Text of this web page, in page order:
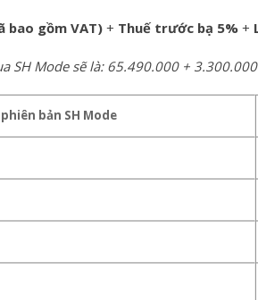
bao gồm VAT) + Thuế trước bạ 5% +
SH Mode sẽ là: 65.490.000 +
phiên bản SH Mode